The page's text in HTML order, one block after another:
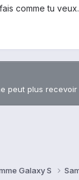
comme tu
peut plus
Galaxy S